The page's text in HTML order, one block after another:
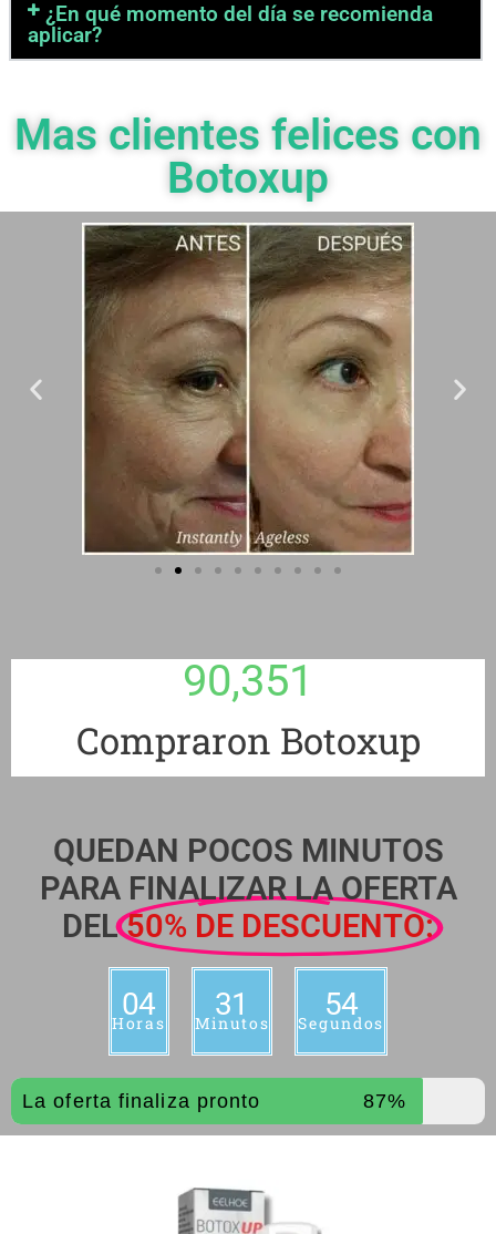
¿En qué momento del día se recomienda
aplicar?
Mas clientes felices con
Botoxup
Compraron Botoxup
90,351
QUEDAN POCOS MINUTOS
PARA FINALIZAR LA OFERTA
DEL50% DE DESCUENTO:
04
Horas
31
Minutos
53
Segundos
La oferta finaliza pronto 87%